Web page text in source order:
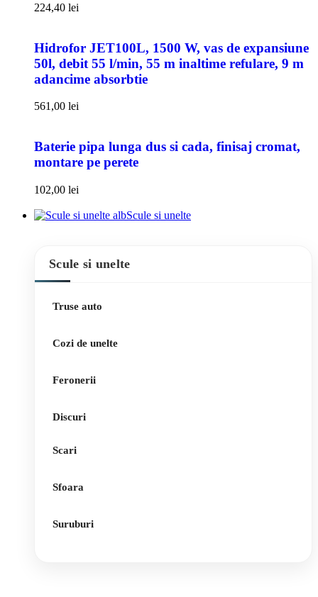
224,40 lei
Hidrofor JET100L, 1500 W, vas de expansiune
50l, debit 55 l/min, 55 m inaltime refulare, 9 m
adancime absorbtie
561,00 lei
Baterie pipa lunga dus si cada, finisaj cromat,
montare pe perete
102,00 lei
Scule si unelte
Scule si unelte
Truse auto
Cozi de unelte
Feronerii
Discuri
Scari
Sfoara
Suruburi